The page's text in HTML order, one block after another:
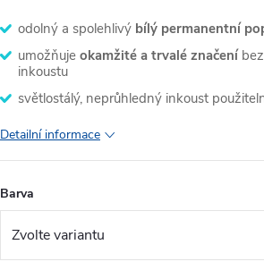
odolný a spolehlivý bílý permanentní
umožňuje okamžité a trvalé značení
inkoustu
světlostálý, neprůhledný inkoust
Detailní informace
Barva